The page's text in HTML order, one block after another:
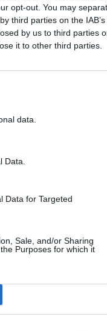
opt-out. You may
third parties on the
by us to third parties
it to other third parties.
data.
Data.
Data for Targeted
Sale, and/or Sharing
Purposes for which it
θα μπορούσε να είναι
χαλάρωση των
την άτυπη σύνοδο.
για να προωθήσουμε
που
ότι «είναι πολύ